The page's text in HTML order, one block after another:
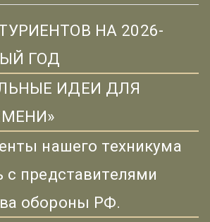
НА 2026-
ГОД
ИДЕИ ДЛЯ
нашего техникума
с представителями
обороны РФ.